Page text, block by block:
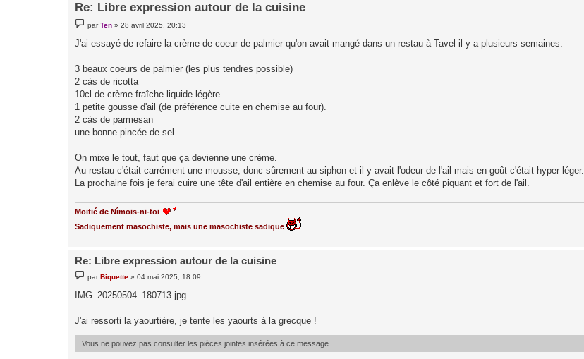
Re: Libre expression autour de la cuisine
e
s
s
e
parTen »28 avril 2025, 20:13
J'ai essayé de refaire la crème de coeur de palmier qu'on avait mangé dans un restau à Tavel il y a plusieurs semaines.
3 beaux coeurs de palmier (les plus tendres possible)
2 càs de ricotta
10cl de crème fraîche liquide légère
1 petite gousse d'ail (de préférence cuite en chemise au four).
2 càs de parmesan
une bonne pincée de sel.
On mixe le tout, faut que ça devienne une crème.
Au restau c'était carrément une mousse, donc sûrement au siphon et il y avait l'odeur de l'ail mais en goût c'était hyper léger.
La prochaine fois je ferai cuire une tête d'ail entière en chemise au four. Ça enlève le côté piquant et fort de l'ail.
Moitié de Nîmois-ni-toi
Sadiquement masochiste, mais une masochiste sadique
Re: Libre expression autour de la cuisine
e
s
s
g
e
parBiquette »04 mai 2025, 18:09
IMG_20250504_180713.jpg
J'ai ressorti la yaourtière, je tente les yaourts à la grecque !
Vous ne pouvez pas consulter les pièces jointes insérées à ce message.